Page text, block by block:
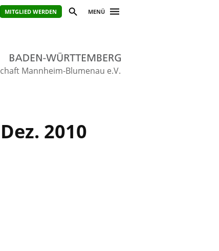
MITGLIED WERDEN MENÜ
Mannheim-Blumenau e.V.
2010